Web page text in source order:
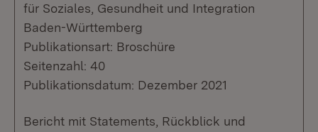
für Soziales, Gesundheit und Integration
Baden-Württemberg
Publikationsart: Broschüre
Seitenzahl: 40
Publikationsdatum: Dezember 2021
Bericht mit Statements, Rückblick und